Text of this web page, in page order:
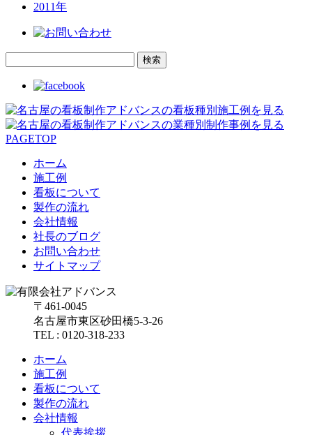
2011年
PAGETOP
ホーム
施工例
看板について
製作の流れ
会社情報
社長のブログ
お問い合わせ
サイトマップ
〒461-0045
名古屋市東区砂田橋5-3-26
TEL : 0120-318-233
ホーム
施工例
看板について
製作の流れ
会社情報